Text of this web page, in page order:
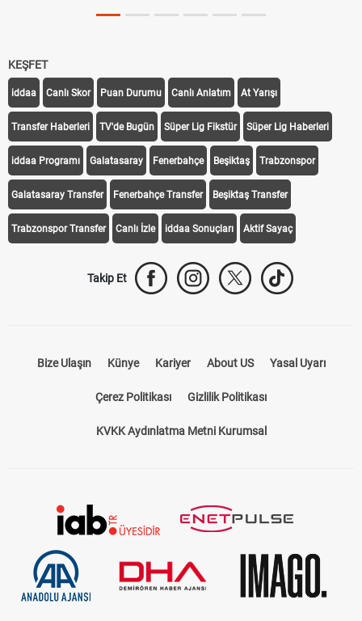
KEŞFET
iddaa Canlı Skor Puan Durumu Canlı Anlatım At Yarışı
Transfer Haberleri TV'de Bugün Süper Lig Fikstür Süper Lig Haberleri
iddaa Programı Galatasaray Fenerbahçe Beşiktaş Trabzonspor
Galatasaray Transfer Fenerbahçe Transfer Beşiktaş Transfer
Trabzonspor Transfer Canlı İzle iddaa Sonuçları Aktif Sayaç
Takip Et
Bize Ulaşın Künye Kariyer About US Yasal Uyarı
Çerez Politikası Gizlilik Politikası
KVKK Aydınlatma Metni Kurumsal